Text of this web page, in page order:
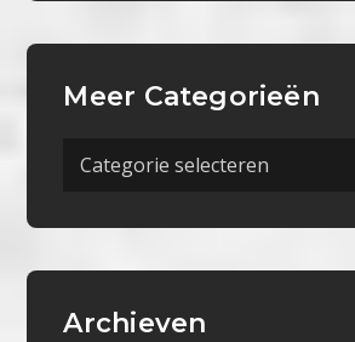
Meer Categorieën
Meer
Archieven